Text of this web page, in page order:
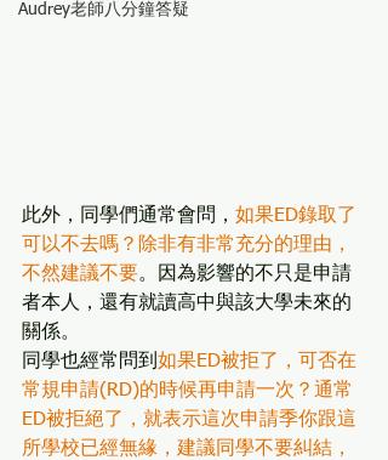
Audrey老師八分鐘答疑
此外，同學們通常會問， 如果ED錄取了
可以不去嗎？除非有非常充分的理由，
不然建議不要。因為影響的不只是申請
者本人，還有就讀高中與該大學未來的
關係。
同學也經常問到 如果ED被拒了，可否在
常規申請(RD)的時候再申請一次？通常
ED被拒絕了，就表示這次申請季你跟這
所學校已經無緣，建議同學不要糾結，